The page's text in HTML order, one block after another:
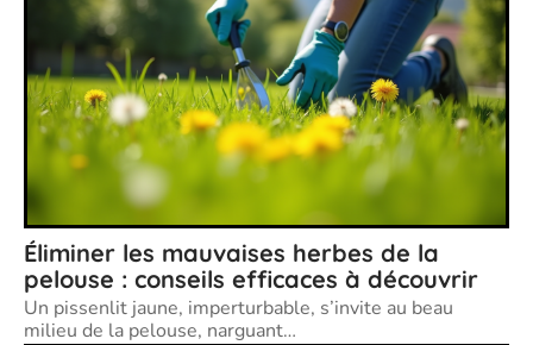
Éliminer les mauvaises herbes de la
pelouse : conseils efficaces à découvrir
Un pissenlit jaune, imperturbable, s’invite au beau
milieu de la pelouse, narguant…